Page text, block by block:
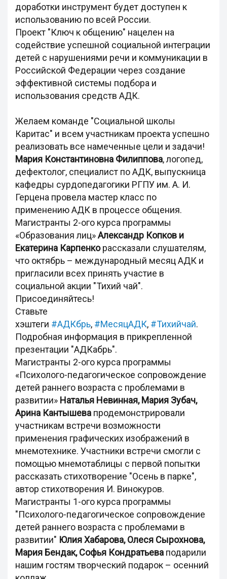
доработки инструмент будет доступен к
использованию по всей России.
Проект "Ключ к общению" нацелен на
содействие успешной социальной интеграции
детей с нарушениями речи и коммуникации в
Российской Федерации через создание
эффективной системы подбора и
использования средств АДК.
Желаем команде "Социальной школы
Каритас" и всем участникам проекта успешно
реализовать все намеченные цели и задачи!
Мария Константиновна Филиппова, логопед,
дефектолог, специалист по АДК, выпускница
кафедры сурдопедагогики РГПУ им. А. И.
Герцена провела мастер класс по
применению АДК в процессе общения.
Магистранты 2-ого курса программы
«Образования лиц»Александр Копков и
Екатерина Карпенкорассказали слушателям,
что октябрь – международный месяц АДК и
пригласили всех принять участие в
социальной акции "Тихий чай".
Присоединяйтесь!
Ставьте
хэштеги #АДКбрь, #МесяцАДК, #Тихийчай.
Подробная информация в прикрепленной
презентации "АДКабрь".
Магистранты 2-ого курса программы
«Психолого-педагогическое сопровождение
детей раннего возраста с проблемами в
развитии» Наталья Невинная, Мария Зубач,
Арина Кантышева продемонстрировали
участникам встречи возможности
применения графических изображений в
мнемотехнике. Участники встречи смогли с
помощью мнемотаблицы с первой попытки
рассказать стихотворение "Осень в парке",
автор стихотворения И. Винокуров.
Магистранты 1-ого курса программы
"Психолого-педагогическое сопровождение
детей раннего возраста с проблемами в
развитии" Юлия Хабарова, Олеся Сырохнова,
Мария Бендак, Софья Кондратьева подарили
нашим гостям творческий подарок – осенний